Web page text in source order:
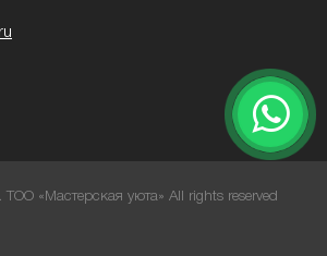
«Мастерская уюта» All rights reserved